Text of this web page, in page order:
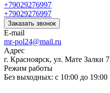
+79029276997
+79029276997
Заказать звонок
E-mail
mr-pol24@mail.ru
Адрес
г. Красноярск, ул. Мате Залки 7
Режим работы
Без выходных: с 10:00 до 19:00